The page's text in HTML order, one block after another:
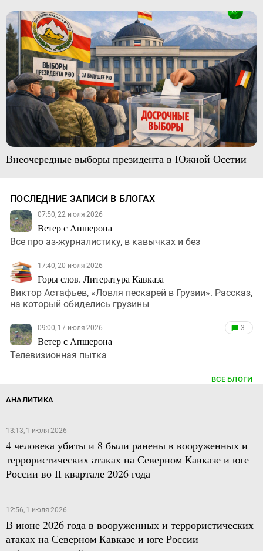
Внеочередные выборы президента в Южной Осетии
ПОСЛЕДНИЕ ЗАПИСИ В БЛОГАХ
07:50, 22 июля 2026
Ветер с Апшерона
Все про аз-журналистику, в кавычках и без
17:40, 20 июля 2026
Горы слов. Литература Кавказа
Виктор Астафьев, «Ловля пескарей в Грузии». Рассказ,
на который обиделись грузины
09:00, 17 июля 2026
Ветер с Апшерона
3
Телевизионная пытка
ВСЕ БЛОГИ
АНАЛИТИКА
13:13, 1 июля 2026
4 человека убиты и 8 были ранены в вооруженных и
террористических атаках на Северном Кавказе и юге
России во II квартале 2026 года
12:56, 1 июля 2026
В июне 2026 года в вооруженных и террористических
атаках на Северном Кавказе и юге России